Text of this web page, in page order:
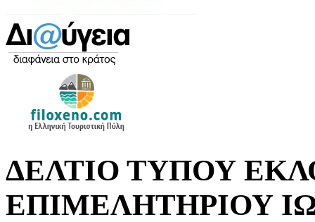
ΔΕΛΤΙΟ ΤΥΠΟΥ
ΕΠΙΜΕΛΗΤΗΡΙΟΥ